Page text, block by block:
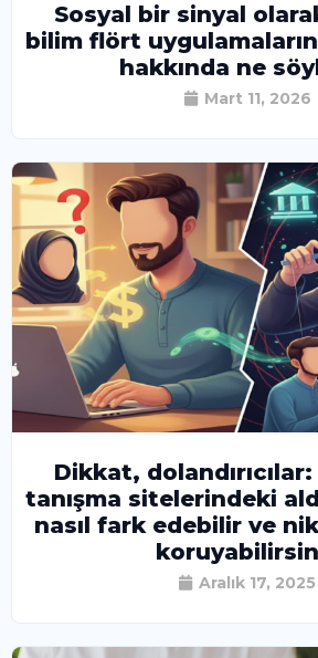
Sosyal bir sinyal
bilim flört
hakkında ne
Mart 11, 2026
Dikkat, dolandırıcılar:
tanışma sitelerindeki
nasıl fark edebilir ve
Aralık 17, 2025